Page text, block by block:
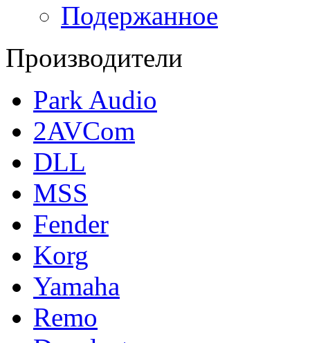
Подержанное
Производители
Park Audio
2AVCom
DLL
MSS
Fender
Korg
Yamaha
Remo